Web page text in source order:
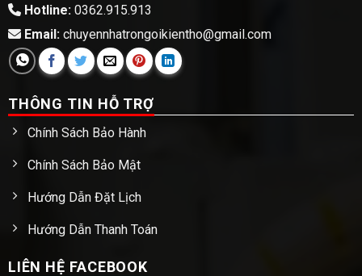
Hotline:0362.915.913
Email:chuyennhatrongoikientho@gmail.com
THÔNG TIN HỖ TRỢ
Chính Sách Bảo Hành
Chính Sách Bảo Mật
Hướng Dẫn Đặt Lịch
Hướng Dẫn Thanh Toán
LIÊN HỆ FACEBOOK